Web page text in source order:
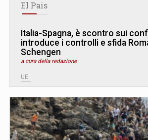
El Pais
Italia-Spagna, è scontro sui
introduce i controlli e sfida
Schengen
a cura della redazione
UE